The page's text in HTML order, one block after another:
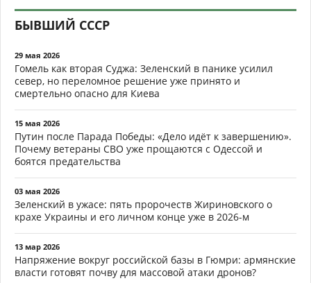
БЫВШИЙ СССР
29 мая 2026
Гомель как вторая Суджа: Зеленский в панике усилил
север, но переломное решение уже принято и
смертельно опасно для Киева
15 мая 2026
Путин после Парада Победы: «Дело идёт к завершению».
Почему ветераны СВО уже прощаются с Одессой и
боятся предательства
03 мая 2026
Зеленский в ужасе: пять пророчеств Жириновского о
крахе Украины и его личном конце уже в 2026-м
13 мар 2026
Напряжение вокруг российской базы в Гюмри: армянские
власти готовят почву для массовой атаки дронов?